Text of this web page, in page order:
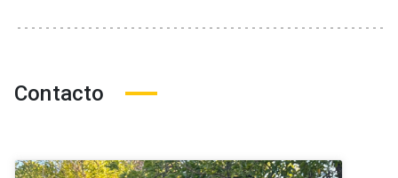
Contacto